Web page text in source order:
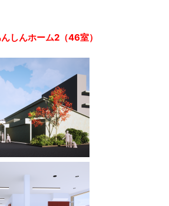
しんホーム2（46室）